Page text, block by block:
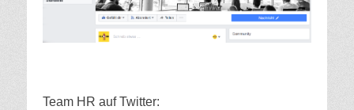
Team HR auf Twitter: